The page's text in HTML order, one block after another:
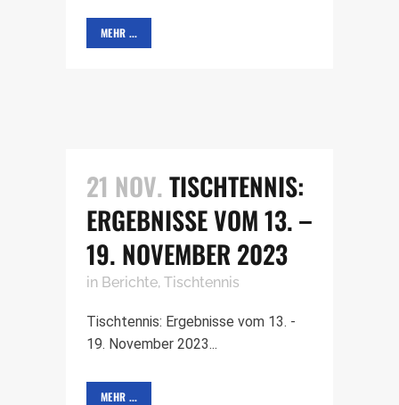
MEHR ...
21 NOV. TISCHTENNIS:
ERGEBNISSE VOM 13. –
19. NOVEMBER 2023
in Berichte, Tischtennis
Tischtennis: Ergebnisse vom 13. -
19. November 2023...
MEHR ...